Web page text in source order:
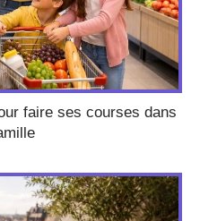
faire ses courses dans